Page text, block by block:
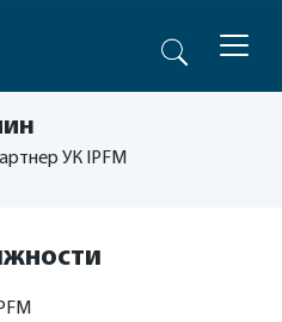
УК IPFM